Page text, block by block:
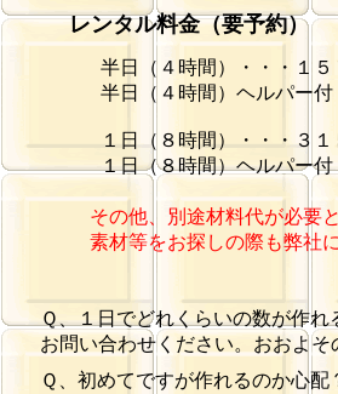
Ｑ、１日でどれくらいの数が作れ
お問い合わせください。おおよ
Ｑ、初めてですが作れるのか心配
半日（４時間）・・・１５
半日（４時間）ヘルパー
１日（８時間）・・・３１
１日（８時間）ヘルパー
その他、別途材料代が必要
素材等をお探しの際も弊社
レンタル料金（要予約）